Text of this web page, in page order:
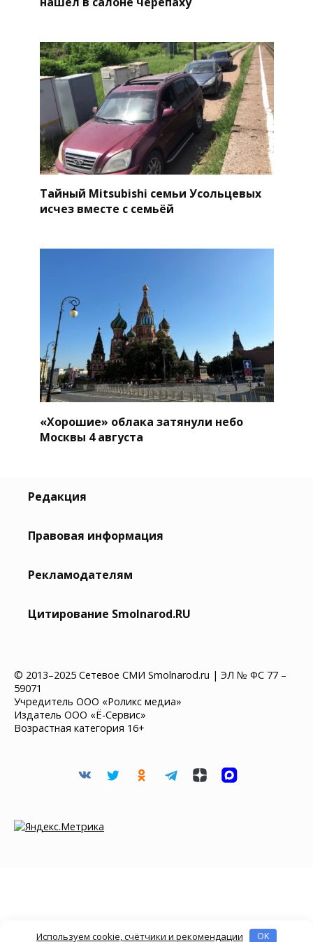
Тайный Mitsubishi семьи Усольцевых
исчез вместе с семьёй
«Хорошие» облака затянули небо
Москвы 4 августа
Редакция
Правовая информация
Рекламодателям
Цитирование Smolnarod.RU
© 2013–2025 Сетевое СМИ Smolnarod.ru | ЭЛ № ФС 77 –
59071
Учредитель ООО «Роликс медиа»
Издатель ООО «Ё-Сервис»
Возрастная категория 16+
Используем cookie, счётчики и рекомендации OK